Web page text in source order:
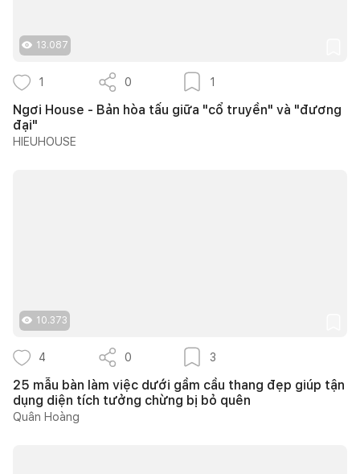
13.087
1 0 1
Ngơi House - Bản hòa tấu giữa "cổ truyền" và "đương
đại"
HIEUHOUSE
10.373
4 0 3
25 mẫu bàn làm việc dưới gầm cầu thang đẹp giúp tận
dụng diện tích tưởng chừng bị bỏ quên
Quân Hoàng